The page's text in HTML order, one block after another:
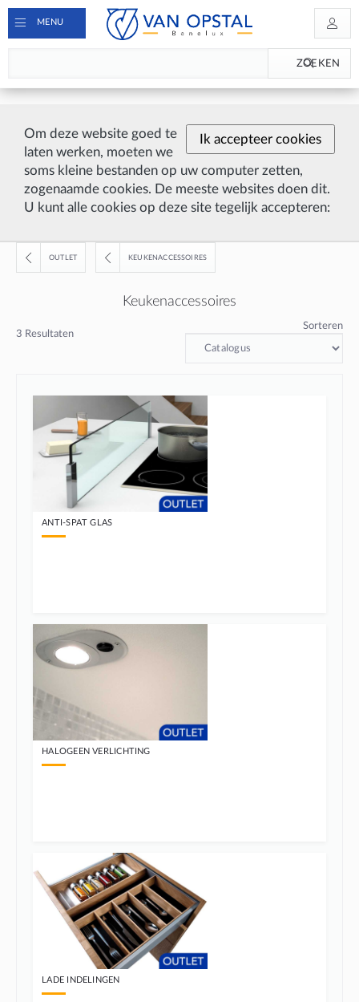
Ik accepteer cookies
Om deze website goed te
laten werken, moeten we
soms kleine bestanden op uw computer zetten,
zogenaamde cookies. De meeste websites doen dit.
U kunt alle cookies op deze site tegelijk accepteren:
MENU
ZOEKEN
OUTLET KEUKENACCESSOIRES
Keukenaccessoires
3 Resultaten
Sorteren
ANTI-SPAT GLAS
HALOGEEN VERLICHTING
LADE INDELINGEN